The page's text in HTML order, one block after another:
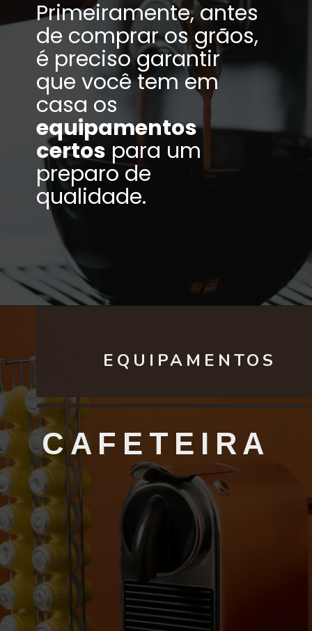
Primeiramente, antes
de comprar os grãos,
é preciso garantir
que você tem em
casa os
equipamentos
certos para um
preparo de
qualidade.
EQUIPAMENTOS
CAFETEIRA